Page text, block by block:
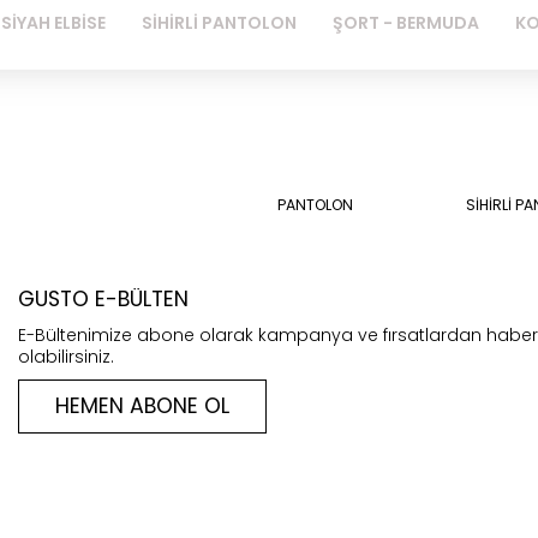
SİYAH ELBİSE SİHİRLİ PANTOLON ŞORT - BERMUDA
PANTOLON SİHİRLİ
GUSTO E-BÜLTEN
E-Bültenimize abone olarak kampanya ve fırsatlardan
olabilirsiniz.
HEMEN ABONE OL